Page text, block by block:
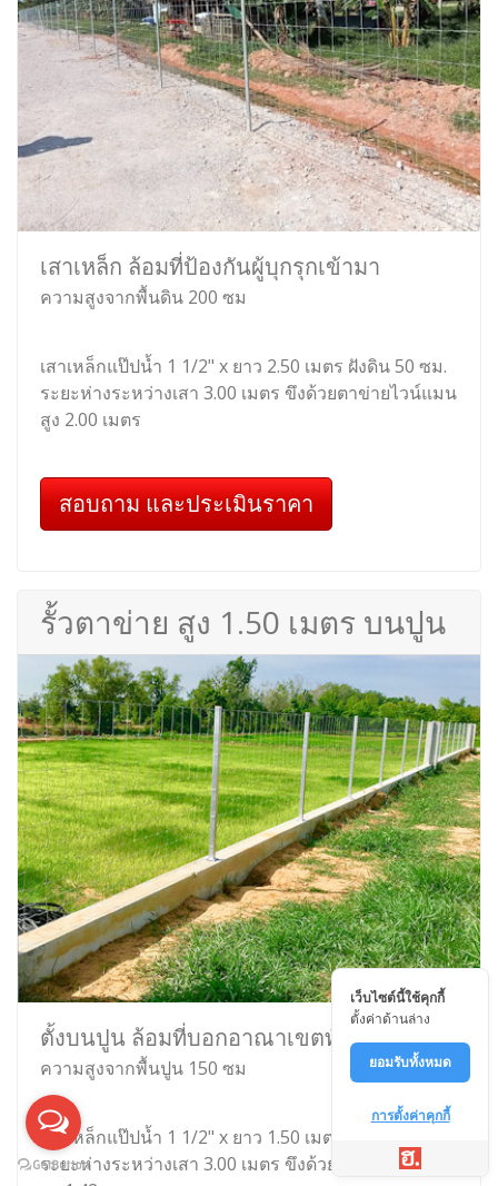
เสาเหล็ก ล้อมที่ป้องกันผู้บุกรุกเข้ามา
ความสูงจากพื้นดิน 200 ซม
เสาเหล็กแป๊ปน้ำ 1 1/2" x ยาว 2.50 เมตร ฝังดิน 50 ซม.
ระยะห่างระหว่างเสา 3.00 เมตร ขึงด้วยตาข่ายไวน์แมน
สูง 2.00 เมตร
สอบถาม และประเมินราคา
รั้วตาข่าย สูง 1.50 เมตร บนปูน
ตั้งบนปูน ล้อมที่บอกอาณาเขตทั่วไป
ความสูงจากพื้นปูน 150 ซม
เสาเหล็กแป๊ปน้ำ 1 1/2" x ยาว 1.50 เมตร ติดเพลทบนปูน
ระยะห่างระหว่างเสา 3.00 เมตร ขึงด้วยตาข่ายไวน์แมน
เว็บไซต์นี้ใช้คุกกี้
ตั้งค่าด้านล่าง
ยอมรับทั้งหมด
การตั้งค่าคุกกี้